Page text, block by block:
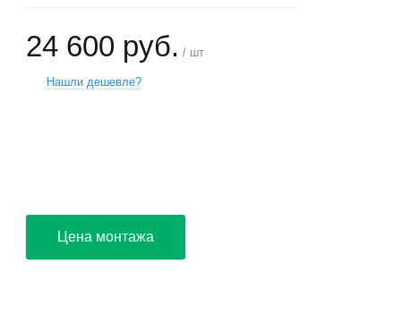
24 600 руб. / шт
Нашли дешевле?
Цена монтажа